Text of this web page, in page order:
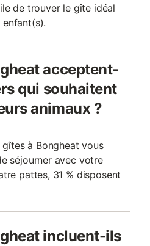
de trouver le gîte idéal
acceptent-
qui souhaitent
animaux ?
à Bongheat vous
séjourner avec votre
pattes, 31 % disposent
incluent-ils